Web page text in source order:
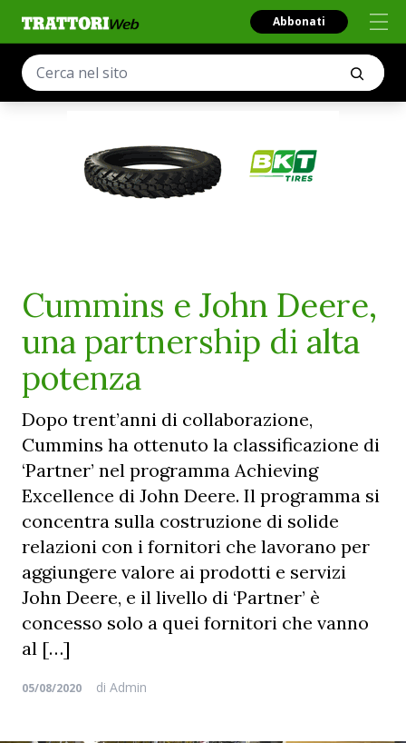
Abbonati
Cummins e John Deere,
una partnership di alta
potenza
Dopo trent’anni di collaborazione,
Cummins ha ottenuto la classificazione di
‘Partner’ nel programma Achieving
Excellence di John Deere. Il programma si
concentra sulla costruzione di solide
relazioni con i fornitori che lavorano per
aggiungere valore ai prodotti e servizi
John Deere, e il livello di ‘Partner’ è
concesso solo a quei fornitori che vanno
al […]
05/08/2020 di Admin